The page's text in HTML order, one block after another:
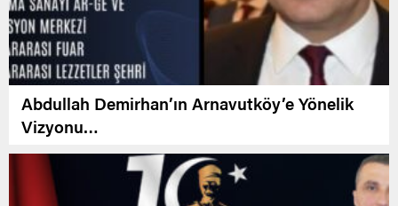
Abdullah Demirhan’ın Arnavutköy’e Yönelik
Vizyonu…